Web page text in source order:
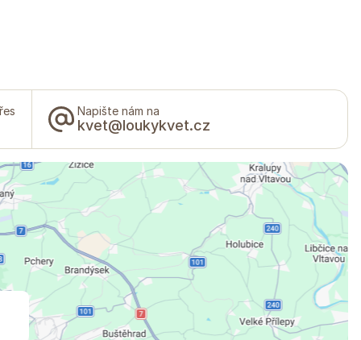
Napište nám na
kvet@loukykvet.cz